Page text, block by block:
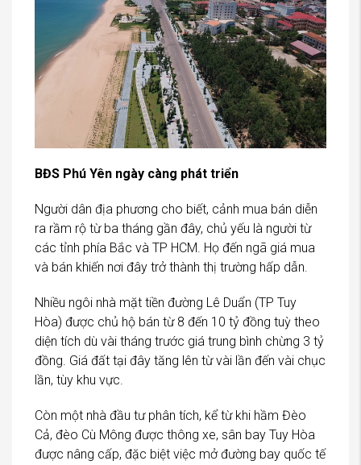
BĐS Phú Yên ngày càng phát triển
Người dân địa phương cho biết, cảnh mua bán diễn
ra rầm rộ từ ba tháng gần đây, chủ yếu là người từ
các tỉnh phía Bắc và TP HCM. Họ đến ngã giá mua
và bán khiến nơi đây trở thành thị trường hấp dẫn.
Nhiều ngôi nhà mặt tiền đường Lê Duẩn (TP Tuy
Hòa) được chủ hộ bán từ 8 đến 10 tỷ đồng tuỳ theo
diện tích dù vài tháng trước giá trung bình chừng 3 tỷ
đồng. Giá đất tại đây tăng lên từ vài lần đến vài chục
lần, tùy khu vực.
Còn một nhà đầu tư phân tích, kể từ khi hầm Đèo
Cả, đèo Cù Mông được thông xe, sân bay Tuy Hòa
được nâng cấp, đặc biệt việc mở đường bay quốc tế